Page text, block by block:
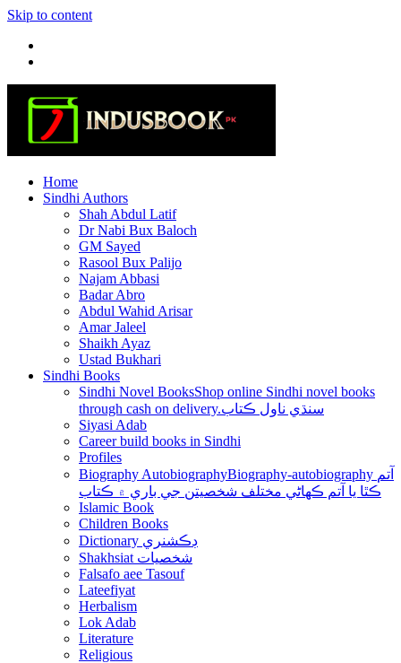
Skip to content
Home
Sindhi Authors
Shah Abdul Latif
Dr Nabi Bux Baloch
GM Sayed
Rasool Bux Palijo
Najam Abbasi
Badar Abro
Abdul Wahid Arisar
Amar Jaleel
Shaikh Ayaz
Ustad Bukhari
Sindhi Books
Sindhi Novel BooksShop online Sindhi novel books
through cash on delivery.سنڌي ناول ڪتاب
Siyasi Adab
Career build books in Sindhi
Profiles
Biography AutobiographyBiography-autobiography آتم
ڪٿا يا آتم ڪھاڻي مختلف شخصيتن جي باري ۾ ڪتاب
Islamic Book
Children Books
Dictionary ڊڪشنري
Shakhsiat شخصيات
Falsafo aee Tasouf
Lateefiyat
Herbalism
Lok Adab
Literature
Religious